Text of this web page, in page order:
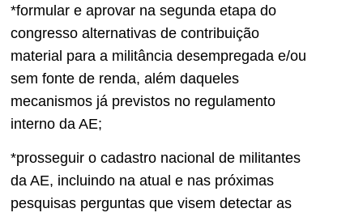
*formular e aprovar na segunda etapa do
congresso alternativas de contribuição
material para a militância desempregada e/ou
sem fonte de renda, além daqueles
mecanismos já previstos no regulamento
interno da AE;
*prosseguir o cadastro nacional de militantes
da AE, incluindo na atual e nas próximas
pesquisas perguntas que visem detectar as